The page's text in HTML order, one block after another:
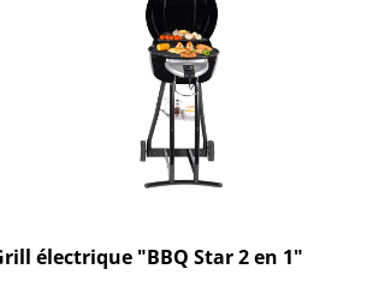
électrique "BBQ Star 2 en 1"